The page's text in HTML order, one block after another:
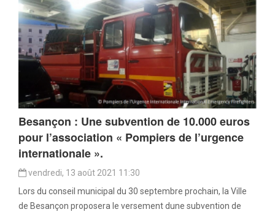
Besançon : Une subvention de 10.000 euros
pour l’association « Pompiers de l’urgence
internationale ».
vendredi, 13 août 2021 11:30
Lors du conseil municipal du 30 septembre prochain, la Ville
de Besançon proposera le versement dune subvention de